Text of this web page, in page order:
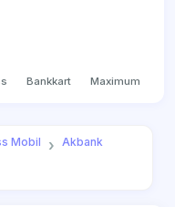
Bankkart Maximum
Mobil
Akbank